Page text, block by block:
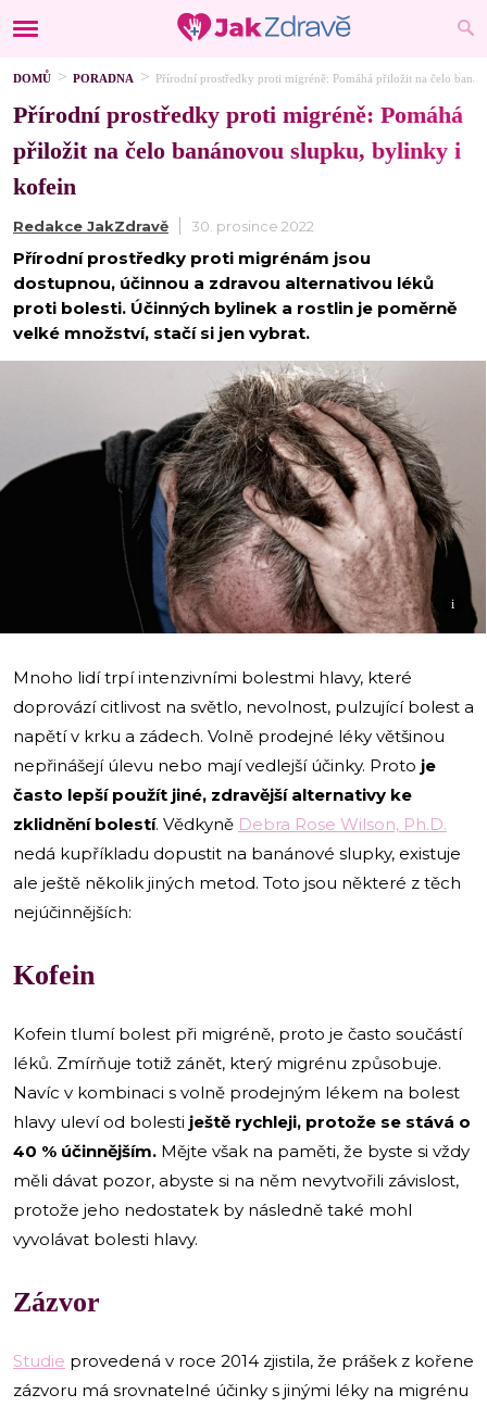
DOMŮ PORADNA Přírodní prostředky proti migréně: Pomáhá přiložit na čelo
Přírodní prostředky proti migréně: Pomáhá
přiložit na čelo banánovou slupku, bylinky i
kofein
Redakce JakZdravě 30. prosince 2022
Přírodní prostředky proti migrénám jsou
dostupnou, účinnou a zdravou alternativou léků
proti bolesti. Účinných bylinek a rostlin je poměrně
velké množství, stačí si jen vybrat.
i
Mnoho lidí trpí intenzivními bolestmi hlavy, které
doprovází citlivost na světlo, nevolnost, pulzující bolest a
napětí v krku a zádech. Volně prodejné léky většinou
nepřinášejí úlevu nebo mají vedlejší účinky. Proto je
často lepší použít jiné, zdravější alternativy ke
zklidnění bolestí. Vědkyně Debra Rose Wilson, Ph.D.
nedá kupříkladu dopustit na banánové slupky, existuje
ale ještě několik jiných metod. Toto jsou některé z těch
nejúčinnějších:
Kofein
Kofein tlumí bolest při migréně, proto je často součástí
léků. Zmírňuje totiž zánět, který migrénu způsobuje.
Navíc v kombinaci s volně prodejným lékem na bolest
hlavy uleví od bolesti ještě rychleji, protože se stává o
40 % účinnějším. Mějte však na paměti, že byste si vždy
měli dávat pozor, abyste si na něm nevytvořili závislost,
protože jeho nedostatek by následně také mohl
vyvolávat bolesti hlavy.
Zázvor
Studie provedená v roce 2014 zjistila, že prášek z kořene
zázvoru má srovnatelné účinky s jinými léky na migrénu